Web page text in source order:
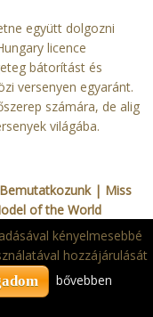
együtt dolgozni
licence
bátorítást és
versenyen egyaránt.
számára, de alig
világába.
Bemutatkozunk| Miss
of the World
Kft. kényelmesebbé
hozzájárulását
bővebben